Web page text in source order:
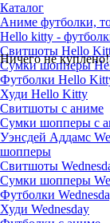
Ничего не куплено!
Каталог
Аниме футболки,
Hello kitty -
Свитшоты Hello
Сумки шопперы
Футболки Hello
Худи Hello Kitty
Свитшоты с аниме
Сумки шопперы с
Уэнсдей Аддамс
шопперы
Свитшоты
Сумки шопперы
Футболки
Худи Wednesday